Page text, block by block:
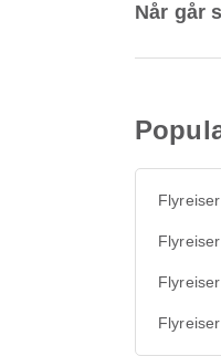
Når går